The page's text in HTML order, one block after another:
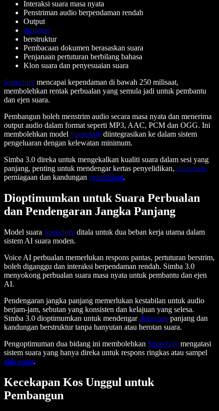
Interaksi suara masa nyata
Penstriman audio berpendaman rendah
Output
dictation
berstruktur
Pembacaan dokumen berasaskan suara
Penjanaan pertuturan berbilang bahasa
Klon suara dan penyesuaian suara
Speechify mencapai kependaman di bawah 250 milisaat,
membolehkan rentak perbualan yang semula jadi untuk pembantu
dan ejen suara.
Pembangun boleh menstrim audio secara masa nyata dan menerima
output audio dalam format seperti MP3, AAC, PCM dan OGG. Ini
membolehkan model Speechify diintegrasikan ke dalam sistem
pengeluaran dengan kelewatan minimum.
Simba 3.0 direka untuk mengekalkan kualiti suara dalam sesi yang
panjang, penting untuk mendengar kertas penyelidikan, dokumen
perniagaan dan kandungan pendidikan.
Dioptimumkan untuk Suara Perbualan
dan Pendengaran Jangka Panjang
Model suara Speechify ditala untuk dua beban kerja utama dalam
sistem AI suara moden.
Voice AI perbualan memerlukan respons pantas, pertuturan berstrim,
boleh diganggu dan interaksi berpendaman rendah. Simba 3.0
menyokong perbualan suara masa nyata untuk pembantu dan ejen
AI.
Pendengaran jangka panjang memerlukan kestabilan untuk audio
berjam-jam, sebutan yang konsisten dan kelajuan yang selesa.
Simba 3.0 dioptimumkan untuk mendengardokumen panjang dan
kandungan berstruktur tanpa hanyutan atau herotan suara.
Pengoptimuman dua bidang ini membolehkan Speechify mengatasi
sistem suara yang hanya direka untuk respons ringkas atau sampel
alih suara.
Kecekapan Kos Unggul untuk
Pembangun